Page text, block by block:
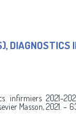
DIAGNOSTICS
infirmiers 2021-
Masson, 2021. –